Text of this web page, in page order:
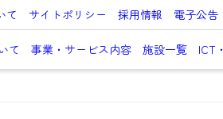
て サイトポリシー 採用情報 電子公告
て 事業・サービス内容 施設一覧 ICT